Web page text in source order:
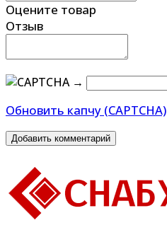
Оцените товар
Отзыв
→
Обновить капчу (CAPTCHA)
Добавить комментарий